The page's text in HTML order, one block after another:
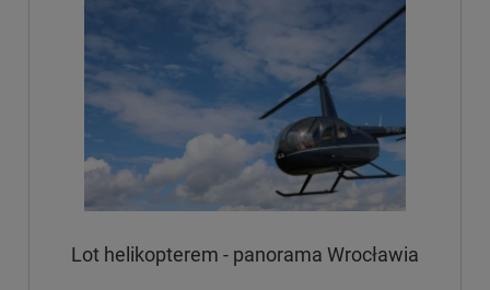
Lot helikopterem - panorama Wrocławia